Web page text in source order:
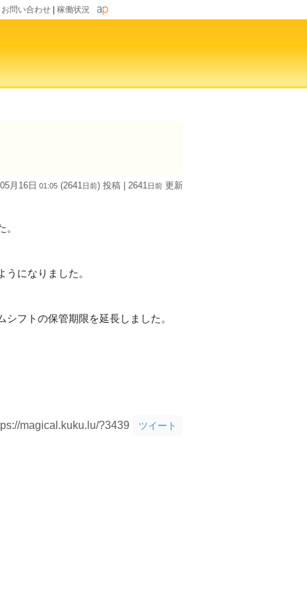
お問い合わせ 稼働状況
月16日 01:05 (2641日前) 投稿 | 2641日前 更新
になりました。
フトの保管期限を延長しました。
magical.kuku.lu/?3439 ツイート